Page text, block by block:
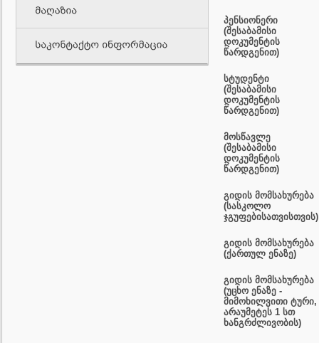
პენსიონერი
(შესაბამისი
დოკუმენტის
წარდგენით)
სტუდენტი
(შესაბამისი
დოკუმენტის
წარდგენით)
მოსწავლე
(შესაბამისი
დოკუმენტის
წარდგენით)
გიდის მომსახურება
(სასკოლო
ჯგუფებისათვისთვის)
გიდის მომსახურება
(ქართულ ენაზე)
გიდის მომსახურება
(უცხო ენაზე -
მიმოხილვითი ტური,
არაუმეტეს 1 სთ
ხანგრძლივობის)